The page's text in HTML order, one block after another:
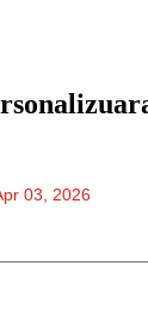
03, 2026